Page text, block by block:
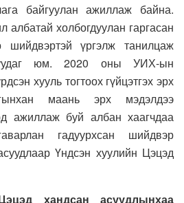
байгуулан ажиллаж байна.
албатай холбогдуулан гаргасан
шийдвэртэй үргэлж танилцаж
юм. 2020 оны УИХ-ын
хууль тогтоох гүйцэтгэх эрх
маань эрх мэдэлдээ
ажиллаж буй албан хаагчдаа
гадуурхсан шийдвэр
Үндсэн хуулийн Цэцэд
хандсан асуудлынхаа